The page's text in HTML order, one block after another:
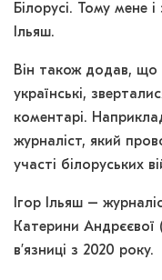
Білорусі. Тому мене
Ільяш.
Він також додав, що
українські,
коментарі.
журналіст, який
участі білоруських
Ігор Ільяш –
Катерини Андрєєвої
в’язниці з 2020 року.